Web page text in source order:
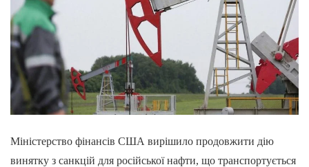
Міністерство фінансів США вирішило продовжити дію
винятку з санкцій для російської нафти, що транспортується